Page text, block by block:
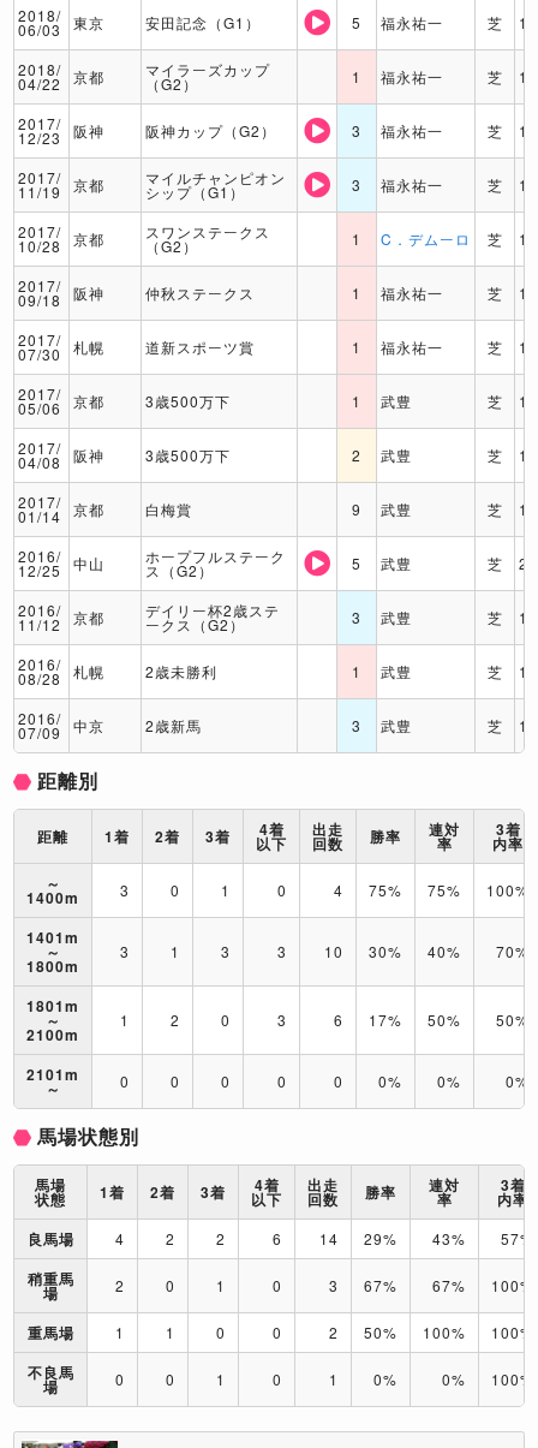
2018/
06/03 東京 安田記念（G1） 5 福永祐一 芝
2018/
04/22 京都 マイラーズカップ
（G2） 1 福永祐一 芝
2017/
12/23 阪神 阪神カップ（G2） 3 福永祐一 芝
2017/
11/19 京都 マイルチャンピオン
シップ（G1） 3 福永祐一 芝
2017/
10/28 京都 スワンステークス
（G2） 1 C．デムーロ 芝
2017/
09/18 阪神 仲秋ステークス 1 福永祐一 芝
2017/
07/30 札幌 道新スポーツ賞 1 福永祐一 芝
2017/
05/06 京都 3歳500万下 1 武豊 芝
2017/
04/08 阪神 3歳500万下 2 武豊 芝
2017/
01/14 京都 白梅賞 9 武豊 芝
2016/
12/25 中山 ホープフルステーク
ス（G2） 5 武豊 芝
2016/
11/12 京都 デイリー杯2歳ステ
ークス（G2） 3 武豊 芝
2016/
08/28 札幌 2歳未勝利 1 武豊 芝
2016/
07/09 中京 2歳新馬 3 武豊 芝
距離別
距離 1着 2着 3着 4着
以下
出走
回数 勝率 連対
率
3着
内率
～
1400m 3 0 1 0 4 75% 75% 100%
1401m
～
1800m
3 1 3 3 10 30% 40% 70%
1801m
～
2100m
1 2 0 3 6 17% 50% 50%
2101m
～ 0 0 0 0 0 0% 0% 0%
馬場状態別
馬場
状態 1着 2着 3着 4着
以下
出走
回数 勝率 連対
率
3着
内率
良馬場
4 2 2 6 14 29% 43% 57%
稍重馬
場 2 0 1 0 3 67% 67% 100%
重馬場 1 1 0 0 2 50% 100% 100%
不良馬
場 0 0 1 0 1 0% 0% 100%